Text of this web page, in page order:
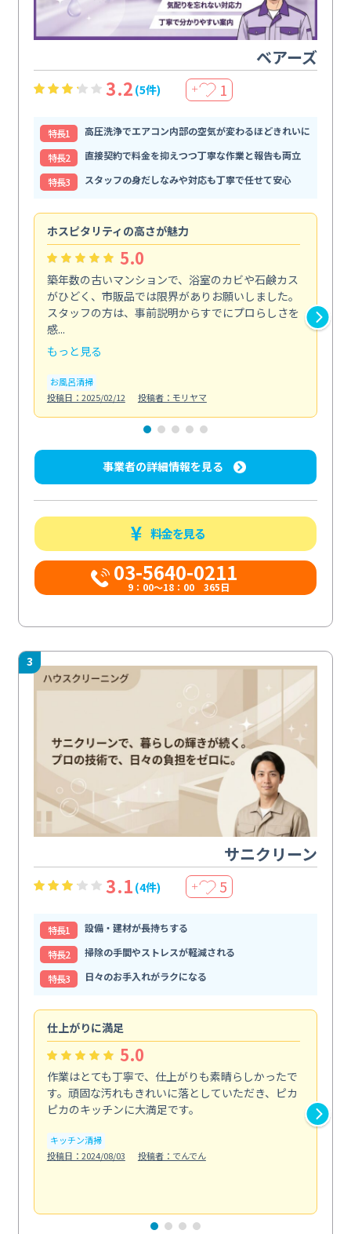
ベアーズ
3.2 (5件) ＋ 1
特⻑1
高圧洗浄でエアコン内部の空気が変わるほどきれいに
特⻑2
直接契約で料金を抑えつつ丁寧な作業と報告も両立
特⻑3
スタッフの身だしなみや対応も丁寧で任せて安心
ホスピタリティの高さが魅力
5.0
築年数の古いマンションで、浴室のカビや石鹸カス
がひどく、市販品では限界がありお願いしました。
スタッフの方は、事前説明からすでにプロらしさを
感...
もっと見る
お風呂清掃
投稿日：2025/02/12
投稿者：モリヤマ
事業者の詳細情報を見る
料金を見る
03-5640-0211
9：00～18：00 365日
3
サニクリーン
3.1 (4件) ＋ 5
特⻑1
設備・建材が長持ちする
特⻑2
掃除の手間やストレスが軽減される
特⻑3
日々のお手入れがラクになる
仕上がりに満足
5.0
作業はとても丁寧で、仕上がりも素晴らしかったで
す。頑固な汚れもきれいに落としていただき、ピカ
ピカのキッチンに大満足です。
キッチン清掃
投稿日：2024/08/03
投稿者：でんでん